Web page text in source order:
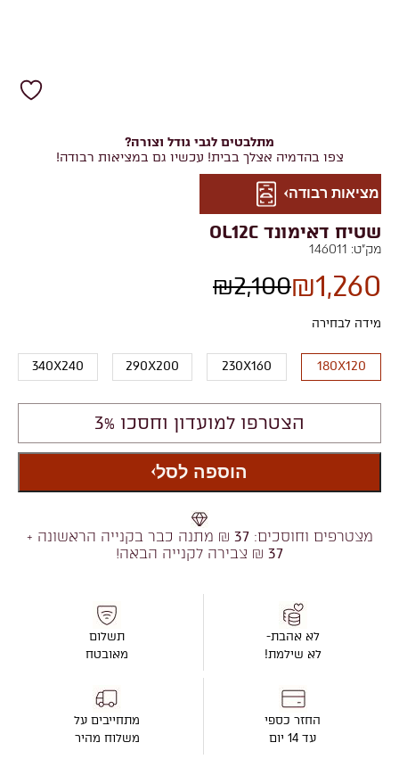
שטיח דאימונד OL12C
מק"ט: 146011
₪2,100₪1,260
מידה לבחירה
180X120
230X160
290X200
340X240
הצטרפו למועדון וחסכו 3%
הוספה לסל
מצטרפים וחוסכים:37 ₪ מתנה כבר בקנייה הראשונה +
37 ₪ צבירה לקנייה הבאה!
לא אהבת-
לא שילמת!
החזר כספי
עד 14 יום
תשלום
מאובטח
מתחייבים על
משלוח מהיר
מתלבטים לגבי גודל וצורה?
צפו בהדמיה אצלך בבית! עכשיו גם במציאות רבודה!
מציאות רבודה